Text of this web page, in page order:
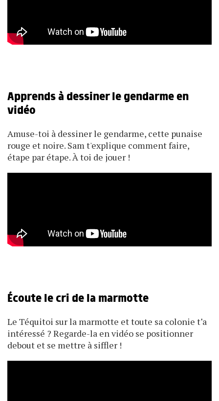
Apprends à dessiner le gendarme en
vidéo
Amuse-toi à dessiner le gendarme, cette punaise
rouge et noire. Sam t'explique comment faire,
étape par étape. À toi de jouer !
Écoute le cri de la marmotte
Le Téquitoi sur la marmotte et toute sa colonie t'a
intéressé ? Regarde-la en vidéo se positionner
debout et se mettre à siffler !